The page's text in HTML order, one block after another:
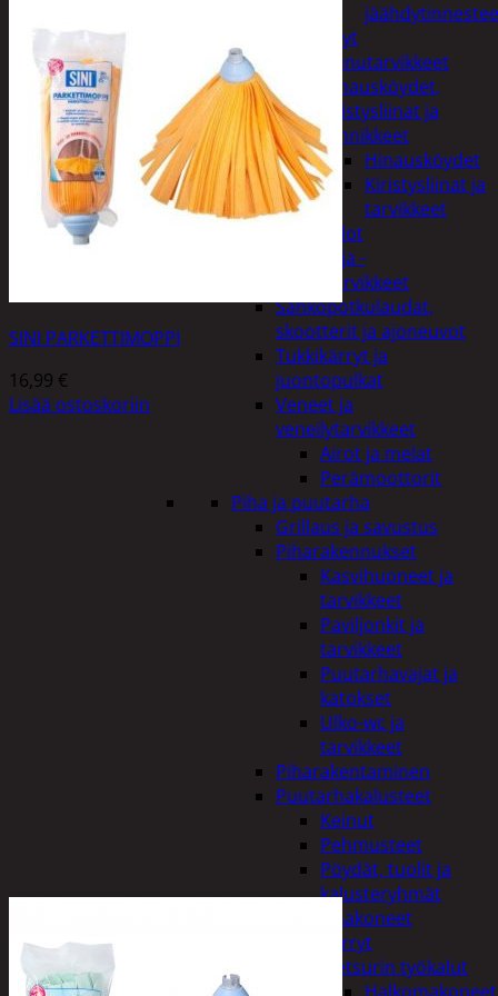
Öljyt
Perävaunutarvikkeet
Hinausköydet,
kiristysliinat ja
kiinnikkeet
Hinausköydet
Kiristysliinat ja
tarvikkeet
Valot
Rengas ja -
vannetarvikkeet
Sähköpotkulaudat,
skootterit ja ajoneuvot
Tukkikärryt ja
juontopulkat
Veneet ja
veneilytarvikkeet
Airot ja melat
Perämoottorit
Piha ja puutarha
Grillaus ja savustus
Piharakennukset
Kasvihuoneet ja
tarvikkeet
Paviljonkit ja
tarvikkeet
Puutarhavajat ja
katokset
Ulko-wc ja
tarvikkeet
Piharakentaminen
Puutarhakalusteet
Keinut
Pehmusteet
Pöydät, tuolit ja
kalusteryhmät
Puutarhakoneet
Kärryt
Metsurin työkalut
SINI PARKETTIMOPPI
16,99 €
Lisää ostoskoriin